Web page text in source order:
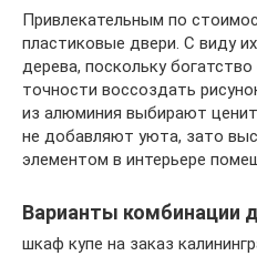
Привлекательным по
пластиковые двери. С виду
дерева, поскольку
точности воссоздать
из алюминия выбирают
не добавляют уюта, зато
элементом в интерьере
Варианты комбинации
шкаф купе на заказ